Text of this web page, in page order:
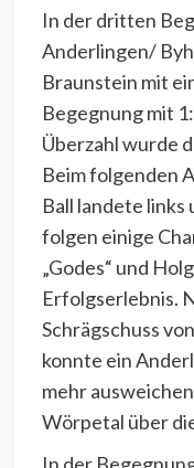
In der dritten
Anderlingen/
Braunstein mit
Begegnung mit
Überzahl wurde
Beim folgenden
Ball landete links
folgen einige
„Godes“ und
Erfolgserlebnis.
Schrägschuss
konnte ein
mehr
Wörpetal über